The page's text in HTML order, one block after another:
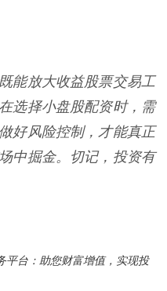
能放大收益股票交易工
选择小盘股配资时，需
好风险控制，才能真正
中掘金。切记，投资有
平台：助您财富增值，实现投